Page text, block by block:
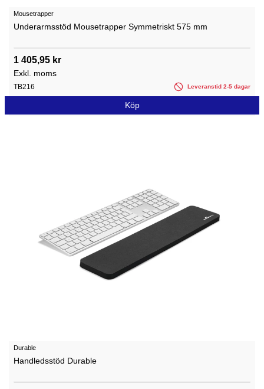
Mousetrapper
Underarmsstöd Mousetrapper Symmetriskt 575 mm
1 405,95 kr
Exkl. moms
TB216 Leveranstid 2-5 dagar
Köp
Durable
Handledsstöd Durable